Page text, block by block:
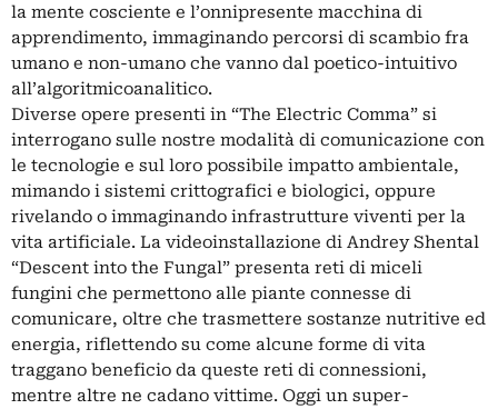
la mente cosciente e l’onnipresente macchina di
apprendimento, immaginando percorsi di scambio fra
umano e non-umano che vanno dal poetico-intuitivo
all’algoritmicoanalitico.
Diverse opere presenti in “The Electric Comma” si
interrogano sulle nostre modalità di comunicazione con
le tecnologie e sul loro possibile impatto ambientale,
mimando i sistemi crittografici e biologici, oppure
rivelando o immaginando infrastrutture viventi per la
vita artificiale. La videoinstallazione di Andrey Shental
“Descent into the Fungal” presenta reti di miceli
fungini che permettono alle piante connesse di
comunicare, oltre che trasmettere sostanze nutritive ed
energia, riflettendo su come alcune forme di vita
traggano beneficio da queste reti di connessioni,
mentre altre ne cadano vittime. Oggi un super-